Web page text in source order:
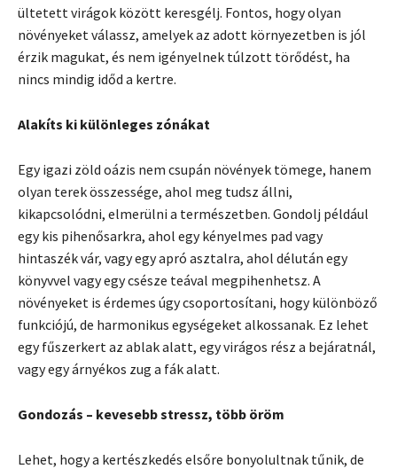
ültetett virágok között keresgélj. Fontos, hogy olyan
növényeket válassz, amelyek az adott környezetben is jól
érzik magukat, és nem igényelnek túlzott törődést, ha
nincs mindig időd a kertre.
Alakíts ki különleges zónákat
Egy igazi zöld oázis nem csupán növények tömege, hanem
olyan terek összessége, ahol meg tudsz állni,
kikapcsolódni, elmerülni a természetben. Gondolj például
egy kis pihenősarkra, ahol egy kényelmes pad vagy
hintaszék vár, vagy egy apró asztalra, ahol délután egy
könyvvel vagy egy csésze teával megpihenhetsz. A
növényeket is érdemes úgy csoportosítani, hogy különböző
funkciójú, de harmonikus egységeket alkossanak. Ez lehet
egy fűszerkert az ablak alatt, egy virágos rész a bejáratnál,
vagy egy árnyékos zug a fák alatt.
Gondozás – kevesebb stressz, több öröm
Lehet, hogy a kertészkedés elsőre bonyolultnak tűnik, de